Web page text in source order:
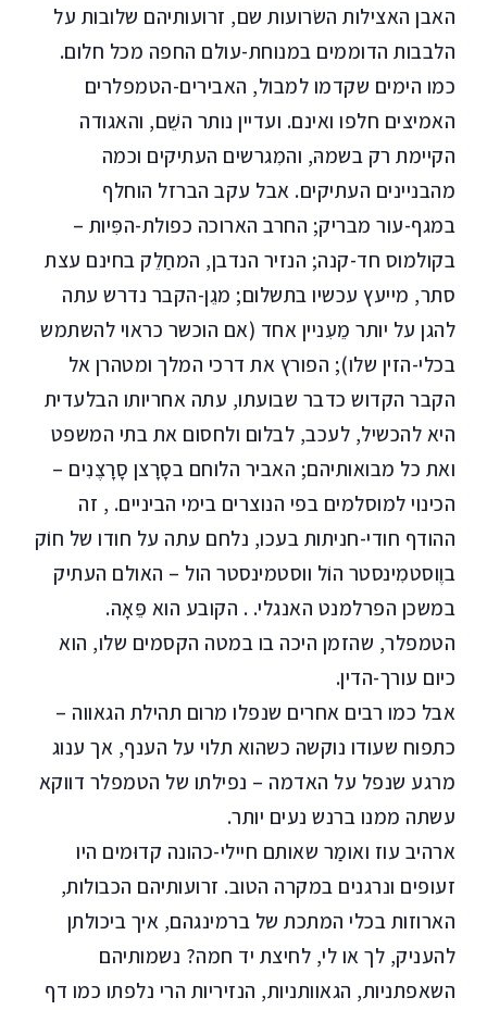
האבן האצילות השׂרועות שם, זרועותיהם שלובות על
הלבבות הדוממים במנוחת-עולם החפה מכל חלום.
כמו הימים שקדמו למבול, האבירים-הטמפלרים
האמיצים חלפו ואינם. ועדיין נותר השֵׁם, והאגודה
הקיימת רק בשמהּ, והמִגרשים העתיקים וכמה
מהבניינים העתיקים. אבל עקב הברזל הוחלף
במגף-עור מבריק; החרב הארוכה כפולת-הפִּיות –
בקולמוס חד-קנה; הנזיר הנדבן, המחַלֵק בחינם עצת
סתר, מייעץ עכשיו בתשלום; מגֵן-הקבר נדרש עתה
להגן על יותר מֵעִניין אחד (אם הוכשר כראוי להשתמש
בכלי-הזין שלו); הפורץ את דרכי המלך ומטהרן אל
הקבר הקדוש כדבר שבועתו, עתה אחריותו הבלעדית
היא להכשיל, לעכב, לבלום ולחסום את בתי המשפט
ואת כל מבואותיהם; האביר הלוחם בסָרָצן סָרָצֶנִים –
הכינוי למוסלמים בפי הנוצרים בימי הביניים. , זה
ההודף חודי-חניתות בעכו, נלחם עתה על חודו של חוֹק
בוֶוסטמִינסטר הוֹל ווסטמינסטר הול – האולם העתיק
במשכן הפרלמנט האנגלי. . הקובע הוא פֵּאָה.
הטמפלר, שהזמן היכה בו במטה הקסמים שלו, הוא
כיום עורך-הדין.
אבל כמו רבים אחרים שנפלו מרום תהילת הגאווה –
כתפוח שעודו נוקשה כשהוא תלוי על הענף, אך ענוג
מרגע שנפל על האדמה – נפילתו של הטמפלר דווקא
עשתה ממנו ברנש נעים יותר.
ארהיב עוז ואומַר שאותם חיילי-כהונה קדוּמים היו
זעופים ונרגנים במקרה הטוב. זרועותיהם הכבולות,
הארוזות בכלי המתכת של ברמינגהם, איך ביכולתן
להעניק, לך או לי, לחיצת יד חמה? נשמותיהם
השאפתניות, הגאוותניות, הנזיריות הרי נלפתו כמו דף